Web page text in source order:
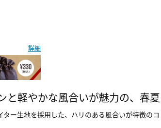
詳細
と軽やかな風合いが魅力の、春
ー生地を採用した、ハリのある風合いが特徴のコ